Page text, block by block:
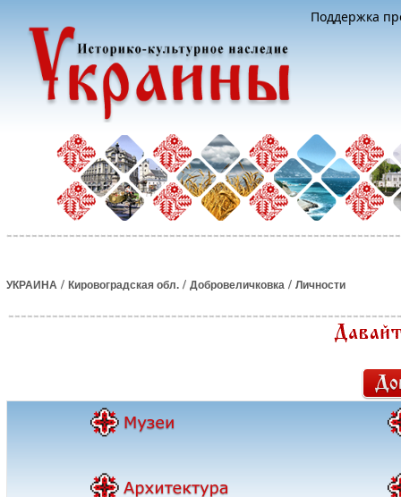
Поддержка
УКРАИНА / Кировоградская обл. / Добровеличковка / Личности